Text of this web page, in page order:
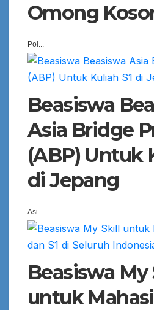
Omong
Pol...
Beasiswa
Asia Bridge
(ABP) Untuk
di Jepang
Asi...
Beasiswa My
untuk